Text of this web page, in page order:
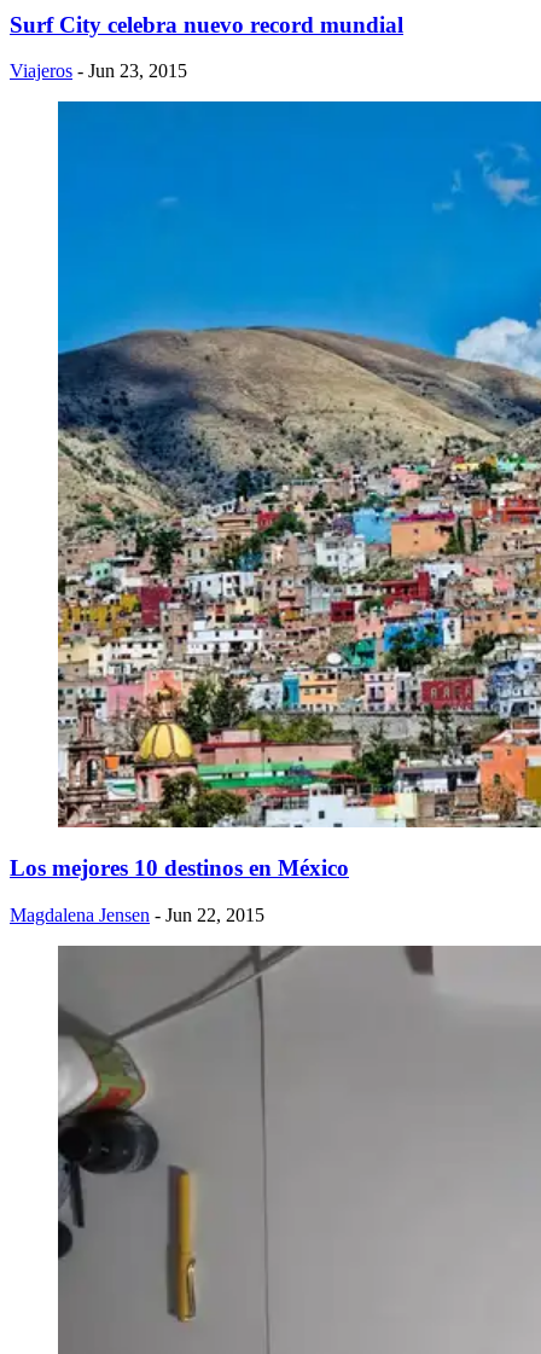
Surf City celebra nuevo record mundial
Viajeros - Jun 23, 2015
​Los mejores 10 destinos en México
Magdalena Jensen - Jun 22, 2015